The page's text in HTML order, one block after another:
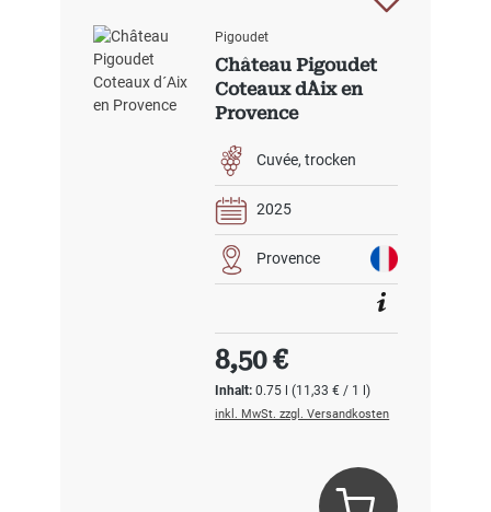
Pigoudet
Château Pigoudet
Coteaux d´Aix en
Provence
Cuvée trocken
2025
Provence
Inhalt:0.75 l(11,33 € / 1 l)
Regulärer Preis:
8,50 €
inkl. MwSt. zzgl. Versandkosten